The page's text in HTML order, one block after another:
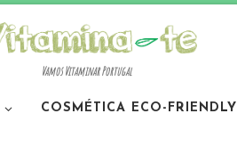
Vamos Vitaminar Portugal
COSMÉTICA ECO-FRIENDLY